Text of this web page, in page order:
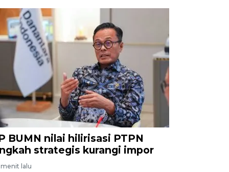
BUMN nilai hilirisasi PTPN
strategis kurangi impor
lalu